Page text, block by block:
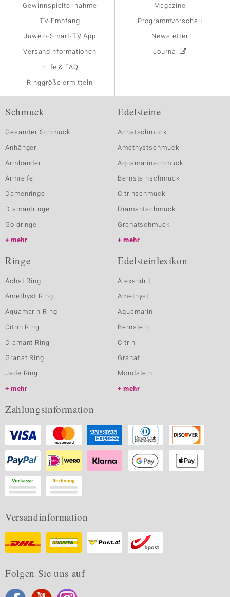
Gewinnspielteilnahme
TV-Empfang
Juwelo-Smart-TV App
Versandinformationen
Hilfe & FAQ
Ringgröße ermitteln
Magazine
Programmvorschau
Newsletter
Journal
Schmuck
Gesamter Schmuck
Anhänger
Armbänder
Armreife
Damenringe
Diamantringe
Goldringe
mehr
Edelsteine
Achatschmuck
Amethystschmuck
Aquamarinschmuck
Bernsteinschmuck
Citrinschmuck
Diamantschmuck
Granatschmuck
mehr
Ringe
Achat Ring
Amethyst Ring
Aquamarin Ring
Citrin Ring
Diamant Ring
Granat Ring
Jade Ring
mehr
Edelsteinlexikon
Alexandrit
Amethyst
Aquamarin
Bernstein
Citrin
Granat
Mondstein
mehr
Zahlungsinformation
Versandinformation
Folgen Sie uns auf